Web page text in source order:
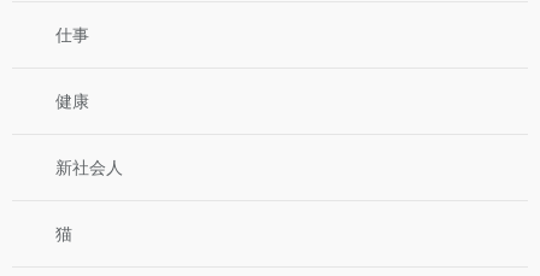
仕事
健康
新社会人
猫